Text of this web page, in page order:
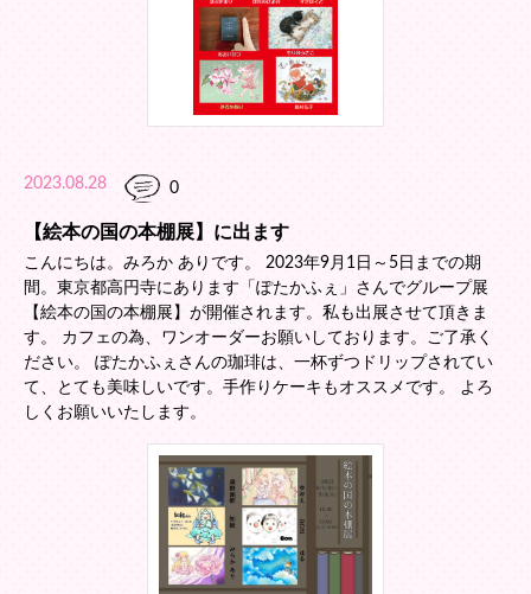
2023.08.28 0
【絵本の国の本棚展】に出ます
こんにちは。みろか ありです。 2023年9月1日～5日までの期
間。東京都高円寺にあります「ぽたかふぇ」さんでグループ展
【絵本の国の本棚展】が開催されます。私も出展させて頂きま
す。 カフェの為、ワンオーダーお願いしております。ご了承く
ださい。 ぽたかふぇさんの珈琲は、一杯ずつドリップされてい
て、とても美味しいです。手作りケーキもオススメです。 よろ
しくお願いいたします。